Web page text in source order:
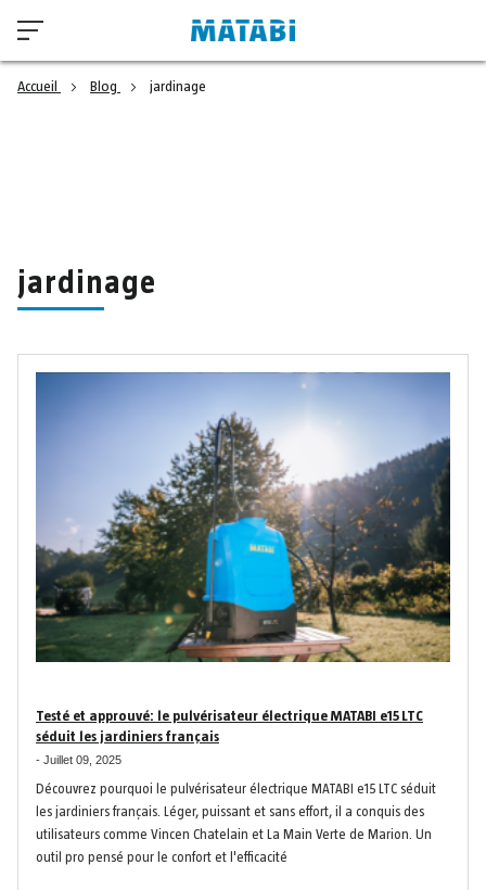
Accueil Blog jardinage
jardinage
Testé et approuvé: le pulvérisateur électrique MATABI e15 LTC
séduit les jardiniers français
- Juillet 09, 2025
Découvrez pourquoi le pulvérisateur électrique MATABI e15 LTC séduit
les jardiniers français. Léger, puissant et sans effort, il a conquis des
utilisateurs comme Vincen Chatelain et La Main Verte de Marion. Un
outil pro pensé pour le confort et l'efficacité